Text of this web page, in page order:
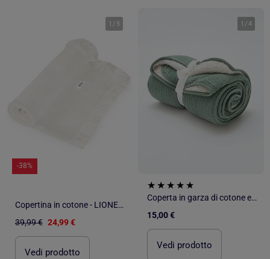
1 / 5
-38%
Copertina in cotone - LIONELO - 70 x 100 cm - 100% cotone - 280 g/m²
39,99 € 24,99 €
Vedi prodotto
1 /4
Coperta in garza di cotone e pile
15,00 €
Vedi prodotto